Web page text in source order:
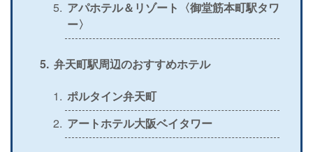
アパホテル＆リゾート〈御堂筋本町駅タワ
ー〉
弁天町駅周辺のおすすめホテル
ポルタイン弁天町
アートホテル大阪ベイタワー